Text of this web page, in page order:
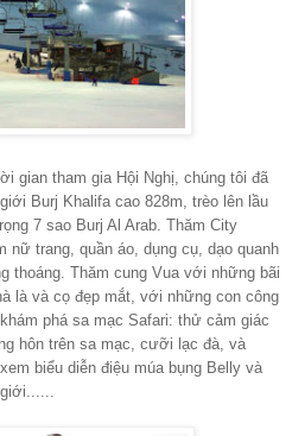
gian tham gia Hội Nghị, chúng tôi đã
Burj Khalifa cao 828m, trèo lên lầu
7 sao Burj Al Arab. Thăm City
nữ trang, quần áo, dụng cụ, dạo quanh
thoáng. Thăm cung Vua với những bãi
là và cọ đẹp mắt, với những con công
phá sa mạc Safari: thử cảm giác
hôn trên sa mạc, cưỡi lạc đà, và
biểu diễn điệu múa bụng Belly và